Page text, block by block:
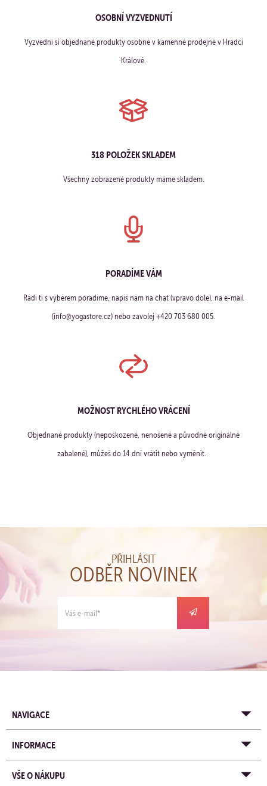
OSOBNÍ VYZVEDNUTÍ
Vyzvedni si objednané produkty osobně v kamenné prodejně v Hradci
Králové.
318 POLOŽEK SKLADEM
Všechny zobrazené produkty máme skladem.
PORADÍME VÁM
Rádi ti s výběrem poradíme, napiš nám na chat (vpravo dole), na e-mail
(info@yogastore.cz) nebo zavolej +420 703 680 005.
MOŽNOST RYCHLÉHO VRÁCENÍ
Objednané produkty (nepoškozené, nenošené a původně originálně
zabalené), můžeš do 14 dní vrátit nebo vyměnit.
PŘIHLÁSIT
ODBĚR NOVINEK
NAVIGACE
INFORMACE
VŠE O NÁKUPU